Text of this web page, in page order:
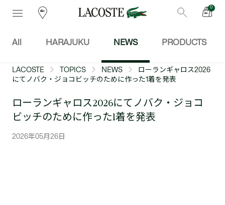
0
All HARAJUKU NEWS PRODUCTS
LACOSTE TOPICS NEWS
ローランギャロス2026
にてノバク・ジョコビッチのために作った1着を発表
ローランギャロス2026にてノバク・ジョコ
ビッチのために作った1着を発表
2026年05月26日